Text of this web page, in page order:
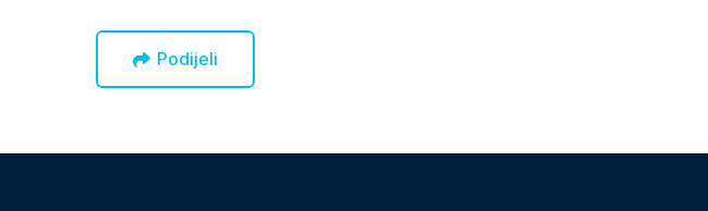
Podijeli